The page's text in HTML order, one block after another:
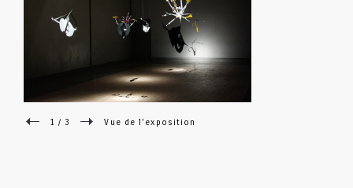
1 / 3 Vue de l'exposition